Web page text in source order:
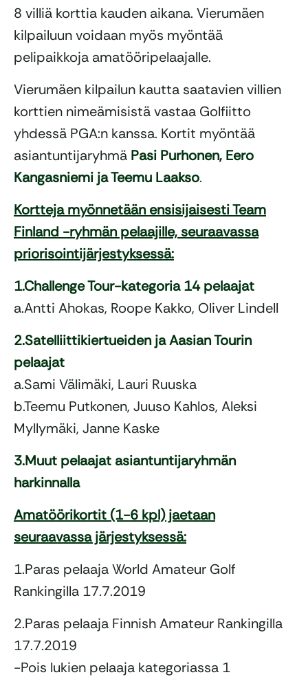
8 villiä korttia kauden aikana. Vierumäen
kilpailuun voidaan myös myöntää
pelipaikkoja amatööripelaajalle.
Vierumäen kilpailun kautta saatavien villien
korttien nimeämisistä vastaa Golfiitto
yhdessä PGA:n kanssa. Kortit myöntää
asiantuntijaryhmä Pasi Purhonen, Eero
Kangasniemi ja Teemu Laakso.
Kortteja myönnetään ensisijaisesti Team
Finland -ryhmän pelaajille, seuraavassa
priorisointijärjestyksessä:
1.Challenge Tour-kategoria 14 pelaajat
a.Antti Ahokas, Roope Kakko, Oliver Lindell
2.Satelliittikiertueiden ja Aasian Tourin
pelaajat
a.Sami Välimäki, Lauri Ruuska
b.Teemu Putkonen, Juuso Kahlos, Aleksi
Myllymäki, Janne Kaske
3.Muut pelaajat asiantuntijaryhmän
harkinnalla
Amatöörikortit (1-6 kpl) jaetaan
seuraavassa järjestyksessä:
1.Paras pelaaja World Amateur Golf
Rankingilla 17.7.2019
2.Paras pelaaja Finnish Amateur Rankingilla
17.7.2019
-Pois lukien pelaaja kategoriassa 1